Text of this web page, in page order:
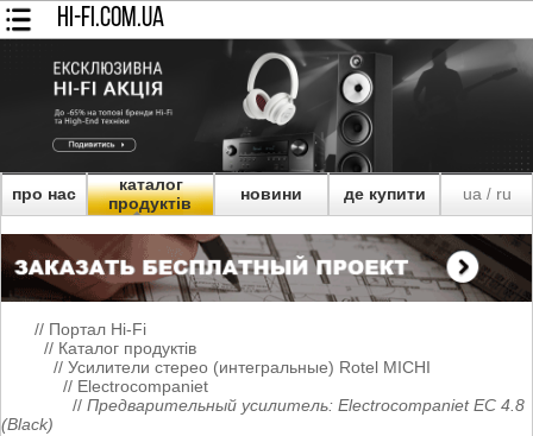
HI-FI.COM.UA
про нас
каталог
продуктів
новини де купити ua/ ru
// Портал Hi-Fi
// Каталог продуктів
// Усилители стерео (интегральные) Rotel MICHI
// Electrocompaniet
// Предварительный усилитель: Electrocompaniet EC 4.8
(Black)